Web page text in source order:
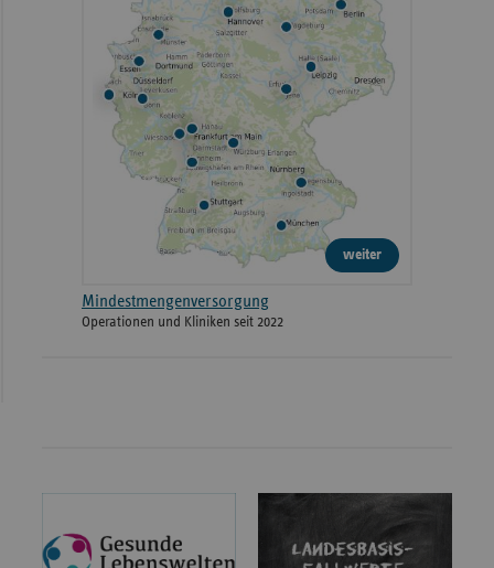
weiter
Mindestmengenversorgung
Operationen und Kliniken seit 2022